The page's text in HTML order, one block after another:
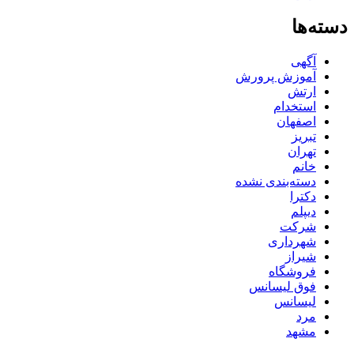
دسته‌ها
آگهی
آموزش پرورش
ارتش
استخدام
اصفهان
تبریز
تهران
خانم
دسته‌بندی نشده
دکترا
دیپلم
شرکت
شهرداری
شیراز
فروشگاه
فوق لیسانس
لیسانس
مرد
مشهد